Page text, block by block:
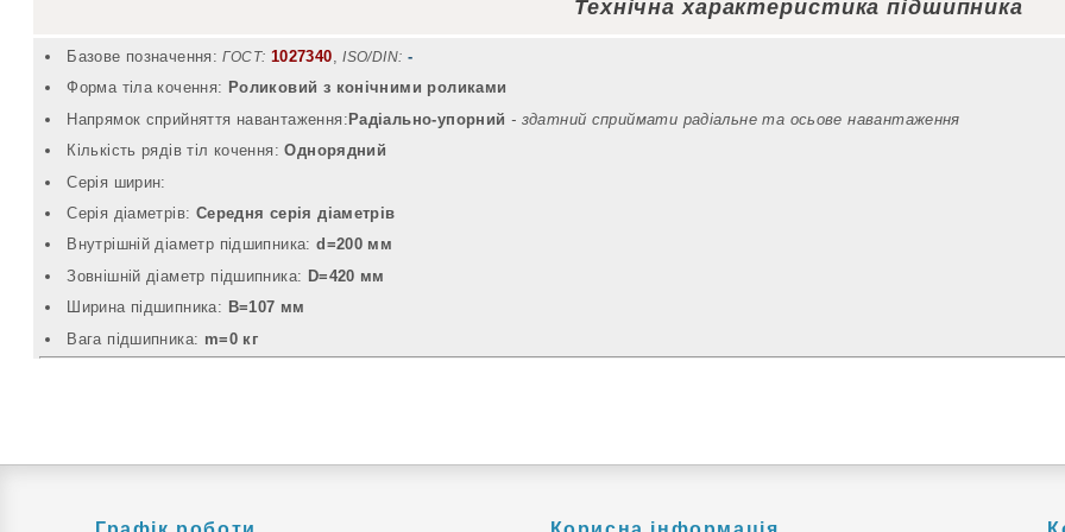
Технічна характеристика підшипника
Базове позначення: ГОСТ: 1027340,ISO/DIN: -
Форма тіла кочення: Роликовий з конічними роликами
Напрямок сприйняття навантаження: Радіально-упорний - здатний сприймати радіальне та осьове навантаження
Кількість рядів тіл кочення:Однорядний
Серія ширин:
Серія діаметрів: Середня серія діаметрів
Внутрішній діаметр підшипника:d=200 мм
Зовнішній діаметр підшипника: D=420 мм
Ширина підшипника: B=107 мм
Вага підшипника: m=0 кг